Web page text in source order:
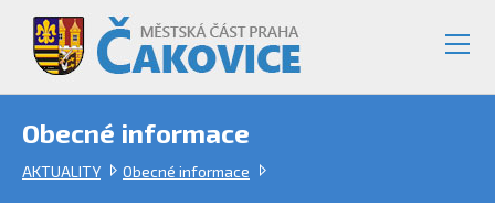
Obecné informace
AKTUALITY Obecné informace